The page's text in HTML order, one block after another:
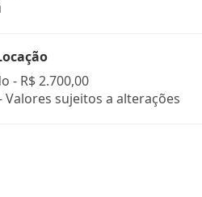
- R$ 2.700,00
Valores sujeitos a alterações